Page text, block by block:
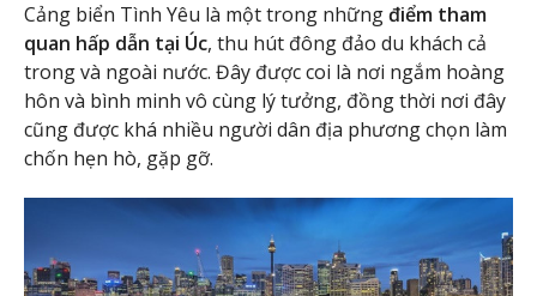
Cảng biển Tình Yêu là một trong nhữngđiểm tham
quan hấp dẫn tại Úc, thu hút đông đảo du khách cả
trong và ngoài nước. Đây được coi là nơi ngắm hoàng
hôn và bình minh vô cùng lý tưởng, đồng thời nơi đây
cũng được khá nhiều người dân địa phương chọn làm
chốn hẹn hò, gặp gỡ.